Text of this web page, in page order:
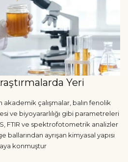
Yeri
akademik çalışmalar, balın fenolik
ve biyoyararlılığı gibi parametreleri
FTIR ve spektrofotometrik analizler
ballarından ayrışan kimyasal yapısı
konmuştur